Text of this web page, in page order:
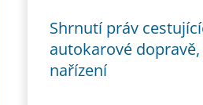
Shrnutí práv
autokarové
nařízení